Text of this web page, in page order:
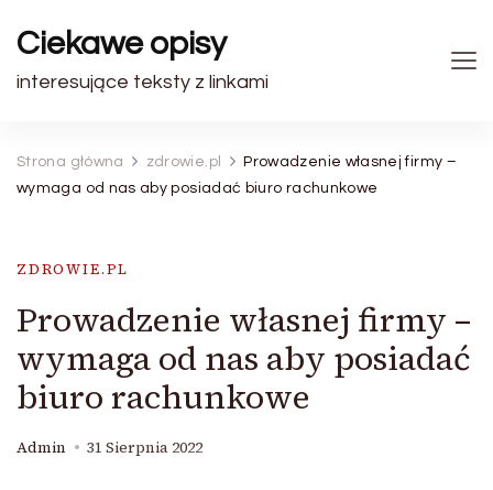
Ciekawe opisy
interesujące teksty z linkami
Strona główna zdrowie.pl
Prowadzenie własnej firmy –
wymaga od nas aby posiadać biuro rachunkowe
ZDROWIE.PL
Prowadzenie własnej firmy –
wymaga od nas aby posiadać
biuro rachunkowe
Admin 31 Sierpnia 2022